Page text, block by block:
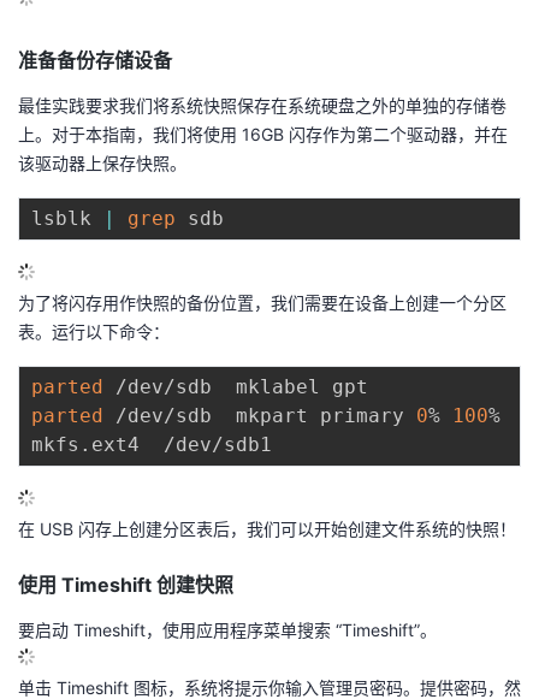
注
藏
议
准备备份存储设备
最佳实践要求我们将系统快照保存在系统硬盘之外的单独的存储卷
上。对于本指南，我们将使用 16GB 闪存作为第二个驱动器，并在
该驱动器上保存快照。
lsblk | grep
为了将闪存用作快照的备份位置，我们需要在设备上创建一个分区
表。运行以下命令：
parted
parted /dev/sdb  mkpart primary 0% 100%
在 USB 闪存上创建分区表后，我们可以开始创建文件系统的快照！
使用 Timeshift 创建快照
要启动 Timeshift，使用应用程序菜单搜索 “Timeshift”。
单击 Timeshift 图标，系统将提示你输入管理员密码。提供密码，然